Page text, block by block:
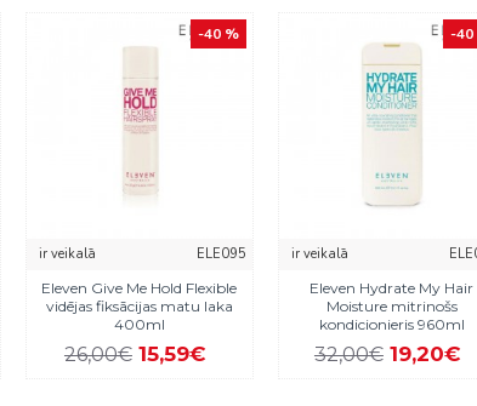
-40 %
ir veikalā
ELE095
Eleven Give Me Hold Flexible
vidējas fiksācijas matu laka
400ml
26,00€ 15,59€
-40
ir veikalā
Eleven Hydrate My Hair
Moisture mitrinošs
kondicionieris 960ml
32,00€ 19,20€